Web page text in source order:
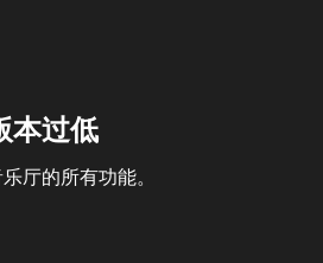
本过低
厅的所有功能。